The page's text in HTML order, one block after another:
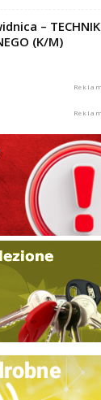
– TECHNIK
(K/M)